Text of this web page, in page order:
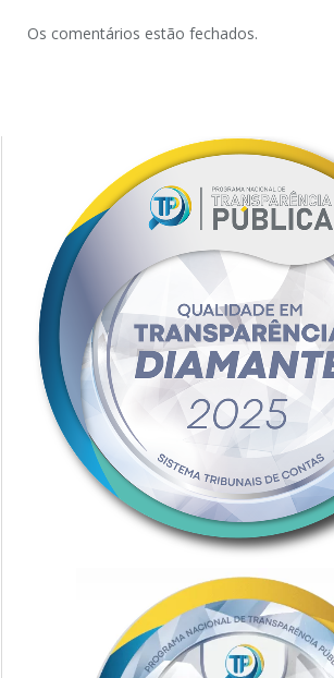
Os comentários estão fechados.